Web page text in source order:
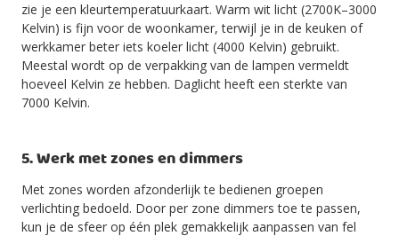
zie je een kleurtemperatuurkaart. Warm wit licht (2700K–3000
Kelvin) is fijn voor de woonkamer, terwijl je in de keuken of
werkkamer beter iets koeler licht (4000 Kelvin) gebruikt.
Meestal wordt op de verpakking van de lampen vermeldt
hoeveel Kelvin ze hebben. Daglicht heeft een sterkte van
7000 Kelvin.
5. Werk met zones en dimmers
Met zones worden afzonderlijk te bedienen groepen
verlichting bedoeld. Door per zone dimmers toe te passen,
kun je de sfeer op één plek gemakkelijk aanpassen van fel